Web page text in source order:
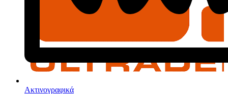
Ακτινογραφικά